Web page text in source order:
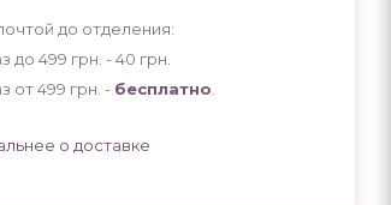
до отделения:
до 499 грн. - 40 грн
от 499 грн. - бесплатно
о доставке